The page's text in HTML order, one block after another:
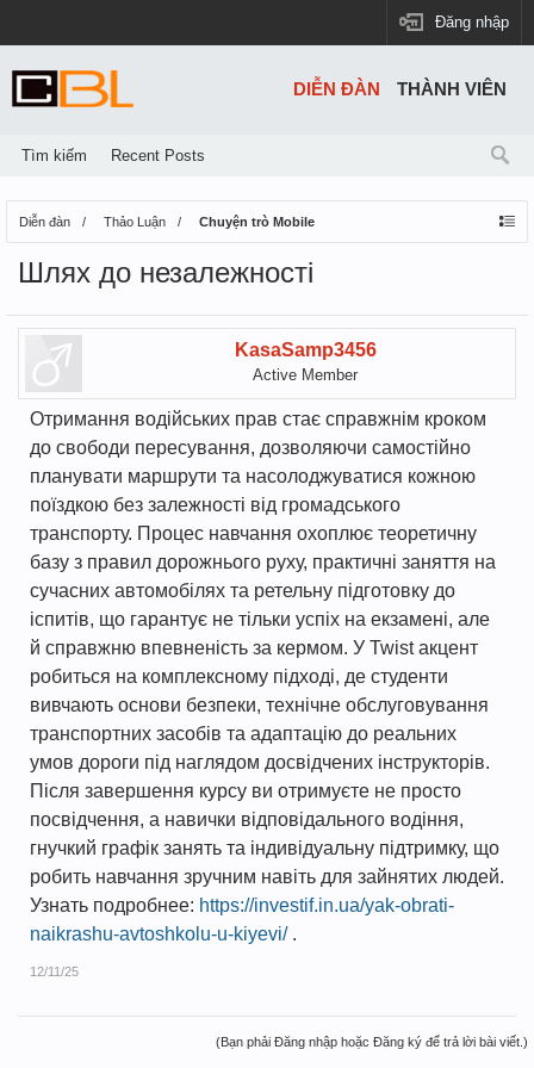
Đăng nhập
Diễn đàn Thảo Luận Chuyện trò Mobile
Шлях до незалежності
KasaSamp3456
Active Member
Отримання водійських прав стає справжнім кроком
до свободи пересування, дозволяючи самостійно
планувати маршрути та насолоджуватися кожною
поїздкою без залежності від громадського
транспорту. Процес навчання охоплює теоретичну
базу з правил дорожнього руху, практичні заняття на
сучасних автомобілях та ретельну підготовку до
іспитів, що гарантує не тільки успіх на екзамені, але
й справжню впевненість за кермом. У Twist акцент
робиться на комплексному підході, де студенти
вивчають основи безпеки, технічне обслуговування
транспортних засобів та адаптацію до реальних
умов дороги під наглядом досвідчених інструкторів.
Після завершення курсу ви отримуєте не просто
посвідчення, а навички відповідального водіння,
гнучкий графік занять та індивідуальну підтримку, що
робить навчання зручним навіть для зайнятих людей.
Узнать подробнее: https://investif.in.ua/yak-obrati-
naikrashu-avtoshkolu-u-kiyevi/.
12/11/25
(Bạn phải Đăng nhập hoặc Đăng ký để trả lời bài viết.)
DIỄN ĐÀN
Tìm kiếm Recent Posts
THÀNH VIÊN